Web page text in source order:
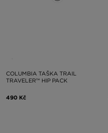
COLUMBIA TAŠKA TRAIL
TRAVELER™ HIP PACK
490 Kč